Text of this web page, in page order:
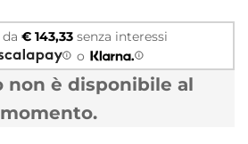
€ 143,33 senza interessi
o
non è disponibile al
momento.